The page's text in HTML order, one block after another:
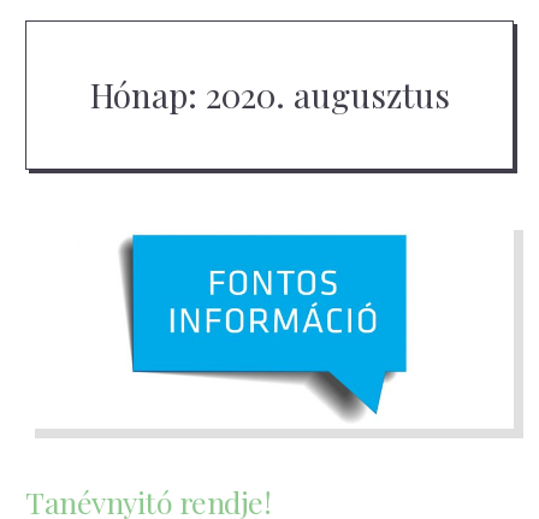
Hónap: 2020. augusztus
Tanévnyitó rendje!